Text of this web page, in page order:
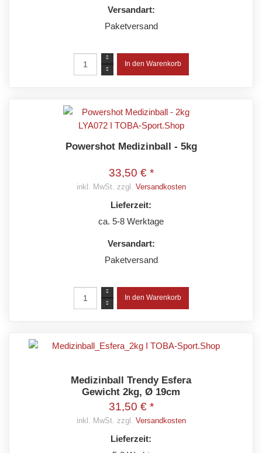
Versandart:
Paketversand
Powershot Medizinball - 5kg
33,50 € *
inkl. MwSt. zzgl. Versandkosten
Lieferzeit:
ca. 5-8 Werktage
Versandart:
Paketversand
Medizinball Trendy Esfera
Gewicht 2kg, Ø 19cm
31,50 € *
inkl. MwSt. zzgl. Versandkosten
Lieferzeit: